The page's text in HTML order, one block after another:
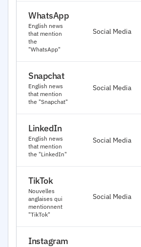
WhatsApp
English news
that mention
the
"WhatsApp"
Social Media
Snapchat
English news
that mention
the "Snapchat"
Social Media
LinkedIn
English news
that mention
the "LinkedIn"
Social Media
TikTok
Nouvelles
anglaises qui
mentionnent
"TikTok"
Social Media
Instagram